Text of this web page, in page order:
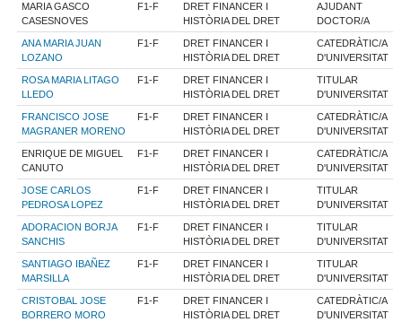
MARIA GASCO
CASESNOVES
F1-F
DRET FINANCER I
HISTÒRIA DEL DRET
AJUDANT
DOCTOR/A
ANA MARIA JUAN
LOZANO
F1-F
DRET FINANCER I
HISTÒRIA DEL DRET
CATEDRÀTIC/A
D'UNIVERSITAT
ROSA MARIA LITAGO
LLEDO
F1-F
DRET FINANCER I
HISTÒRIA DEL DRET
TITULAR
D'UNIVERSITAT
FRANCISCO JOSE
MAGRANER MORENO
F1-F
DRET FINANCER I
HISTÒRIA DEL DRET
CATEDRÀTIC/A
D'UNIVERSITAT
ENRIQUE DE MIGUEL
CANUTO
F1-F
DRET FINANCER I
HISTÒRIA DEL DRET
CATEDRÀTIC/A
D'UNIVERSITAT
JOSE CARLOS
PEDROSA LOPEZ
F1-F
DRET FINANCER I
HISTÒRIA DEL DRET
TITULAR
D'UNIVERSITAT
ADORACION BORJA
SANCHIS
F1-F
DRET FINANCER I
HISTÒRIA DEL DRET
TITULAR
D'UNIVERSITAT
SANTIAGO IBAÑEZ
MARSILLA
F1-F
DRET FINANCER I
HISTÒRIA DEL DRET
TITULAR
D'UNIVERSITAT
CRISTOBAL JOSE
BORRERO MORO
F1-F
DRET FINANCER I
HISTÒRIA DEL DRET
CATEDRÀTIC/A
D'UNIVERSITAT